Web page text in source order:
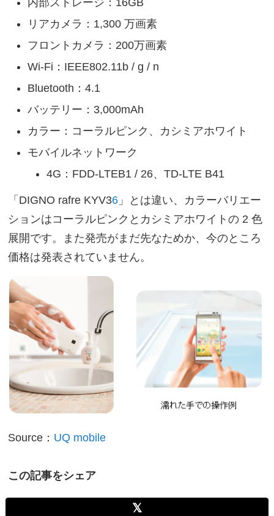
内部ストレージ：16GB
リアカメラ：1,300 万画素
フロントカメラ：200万画素
Wi-Fi：IEEE802.11b / g / n
Bluetooth：4.1
バッテリー：3,000mAh
カラー：コーラルピンク、カシミアホワイト
モバイルネットワーク
4G：FDD-LTEB1 / 26、TD-LTE B41
「DIGNO rafre KYV36 」とは違い、カラーバリエー
ションはコーラルピンクとカシミアホワイトの 2 色
展開です。また発売がまだ先なためか、今のところ
価格は発表されていません。
Source： UQ mobile
この記事をシェア
𝕏